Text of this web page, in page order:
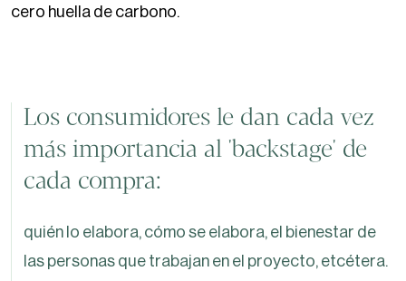
cero huella de carbono.
Los consumidores le dan cada vez
más importancia al 'backstage' de
cada compra:
quién lo elabora, cómo se elabora, el bienestar de
las personas que trabajan en el proyecto, etcétera.